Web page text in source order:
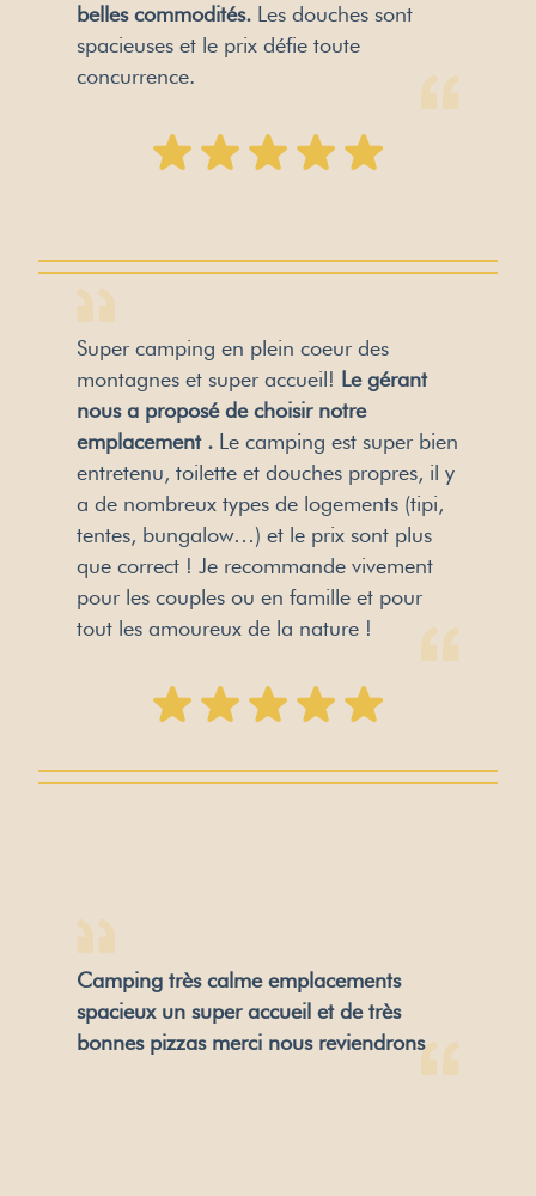
belles commodités. Les douches sont
spacieuses et le prix défie toute
concurrence.
Super camping en plein coeur des
montagnes et super accueil! Le gérant
nous a proposé de choisir notre
emplacement . Le camping est super bien
entretenu, toilette et douches propres, il y
a de nombreux types de logements (tipi,
tentes, bungalow…) et le prix sont plus
que correct ! Je recommande vivement
pour les couples ou en famille et pour
tout les amoureux de la nature !
Camping très calme emplacements
spacieux un super accueil et de très
bonnes pizzas merci nous reviendrons